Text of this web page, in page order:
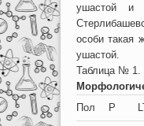
ушастой и
особи такая
ушастой.
Таблица № 1.
Пол
P